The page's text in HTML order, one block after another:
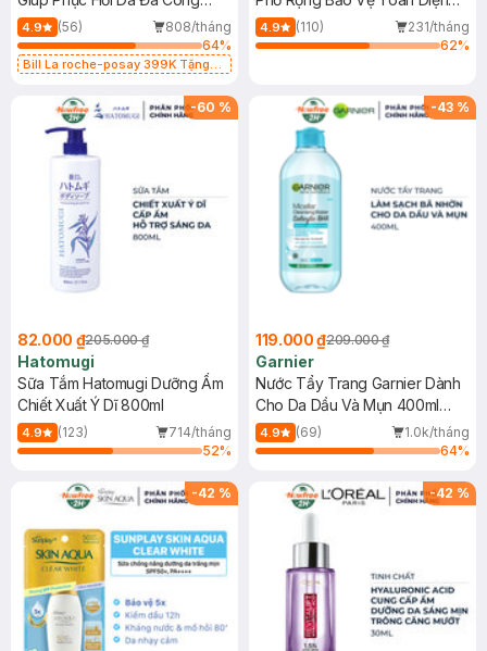
Dụng 40ml
4.9 (56)
808/tháng
64%
Bill La roche-posay 399K Tặng
(SL có hạn)
40ml
4.9 (110)
231/tháng
62%
-60 %
82.000 ₫205.000 ₫
Hatomugi
Sữa Tắm Hatomugi Dưỡng Ẩm
Chiết Xuất Ý Dĩ 800ml
4.9 (123)
714/tháng
52%
-43 %
119.000 ₫209.000 ₫
Garnier
Nước Tẩy Trang Garnier Dành
Cho Da Dầu Và Mụn 400ml
(Mới)
4.9 (69)
1.0k/tháng
64%
-42 % -42 %